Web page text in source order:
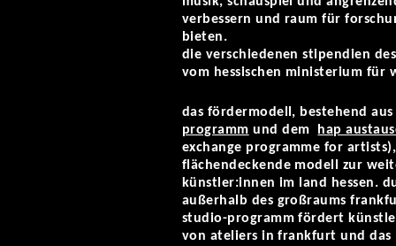
verbessern und raum für
bieten.
die verschiedenen stipendien
vom hessischen ministerium für
das fördermodell, bestehend
programm und dem hap
exchange programme for
flächendeckende modell zur
künstler:innen im land hessen.
außerhalb des großraums
studio-programm fördert
von ateliers in frankfurt und das